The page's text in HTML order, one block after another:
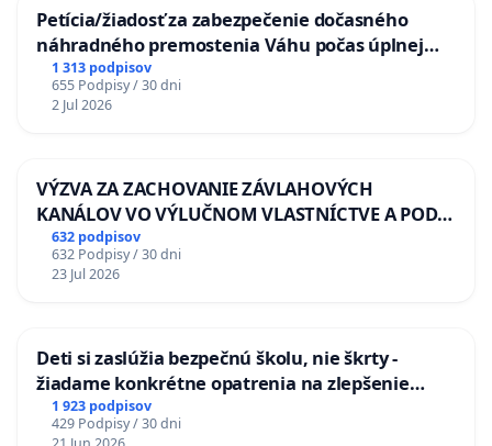
Petícia/žiadosť za zabezpečenie dočasného
náhradného premostenia Váhu počas úplnej
uzávery Vážskeho mosta v Komárne
1 313 podpisov
655 Podpisy / 30 dni
2 Jul 2026
VÝZVA ZA ZACHOVANIE ZÁVLAHOVÝCH
KANÁLOV VO VÝLUČNOM VLASTNÍCTVE A POD
KONTROLOU SLOVENSKEJ REPUBLIKY & žiadosť
na riešenie zanedbaného stavu závlahových a
odvodňovacích kanálov na Slovensku
632 podpisov
632 Podpisy / 30 dni
23 Jul 2026
Deti si zaslúžia bezpečnú školu, nie škrty -
žiadame konkrétne opatrenia na zlepšenie
situácie v školstve
1 923 podpisov
429 Podpisy / 30 dni